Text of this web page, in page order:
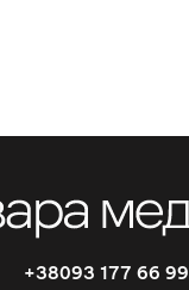
+38093 177 66 99